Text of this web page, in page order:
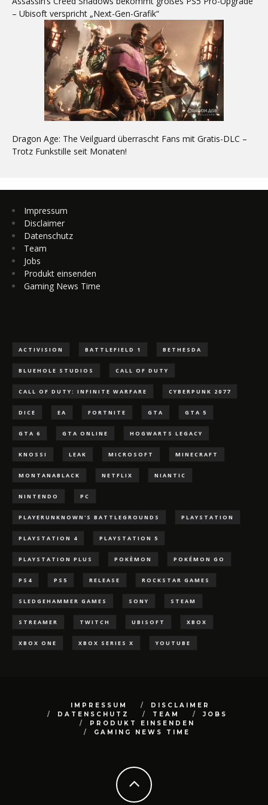
– Ubisoft verspricht „Next-Gen-Grafik“
Dragon Age: The Veilguard überrascht Fans mit Gratis-DLC –
Trotz Funkstille seit Monaten!
Impressum
Disclaimer
Datenschutz
Team
Jobs
Produkt einsenden
Gaming News Time
ACTIVISION BATTLEFIELD 1 BETHESDA
BLUEHOLE STUDIOS CALL OF DUTY
CALL OF DUTY: INFINITE WARFARE CYBERPUNK 2077
DICE EA FORTNITE GTA GTA 5
GTA 6 GTA ONLINE HOGWARTS LEGACY
KNOSSI LEAK MICROSOFT MINECRAFT
MONTANABLACK NETFLIX NIANTIC
NINTENDO PC
PLAYERUNKNOWN'S BATTLEGROUNDS PLAYSTATION
PLAYSTATION 4 PLAYSTATION 5
PLAYSTATION PLUS POKÈMON POKÉMON GO
PS4 PS5 RELEASE ROCKSTAR GAMES
SLEDGEHAMMER GAMES SONY STEAM
STREAMER TWITCH UBISOFT XBOX
XBOX ONE XBOX SERIES X YOUTUBE
IMPRESSUM
DISCLAIMER
DATENSCHUTZ
TEAM
JOBS
PRODUKT EINSENDEN
GAMING NEWS TIME